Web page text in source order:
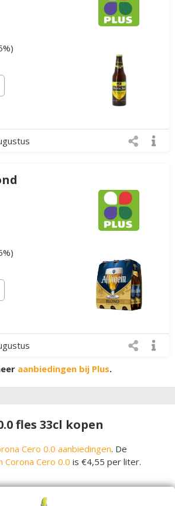
aanbiedingen bij Plus.
fles 33cl kopen
Cero 0.0 aanbiedingen. De
Corona Cero 0.0 is €4,55 per liter.